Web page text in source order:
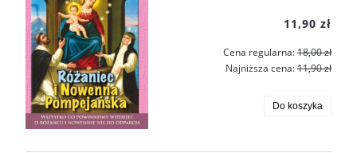
11,90 zł
Cena regularna:18,00 zł
Najniższa cena:11,90 zł
Do koszyka